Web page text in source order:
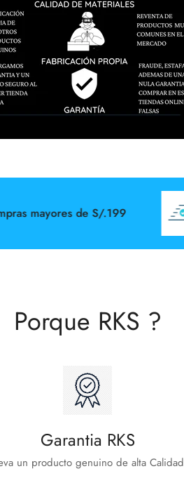
mayores de S/.199
Porque RKS ?
Garantia RKS
un producto genuino de alta Calidad